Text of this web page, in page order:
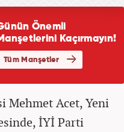
Mehmet Acet, Yeni
İYİ Parti